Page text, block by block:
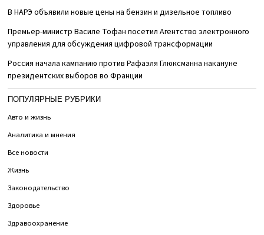
В НАРЭ объявили новые цены на бензин и дизельное топливо
Премьер-министр Василе Тофан посетил Агентство электронного
управления для обсуждения цифровой трансформации
Россия начала кампанию против Рафаэля Глюксманна накануне
президентских выборов во Франции
ПОПУЛЯРНЫЕ РУБРИКИ
Авто и жизнь
Аналитика и мнения
Все новости
Жизнь
Законодательство
Здоровье
Здравоохранение